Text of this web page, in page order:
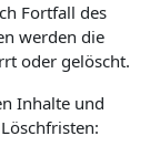
Fortfall des
werden die
oder gelöscht.
Inhalte und